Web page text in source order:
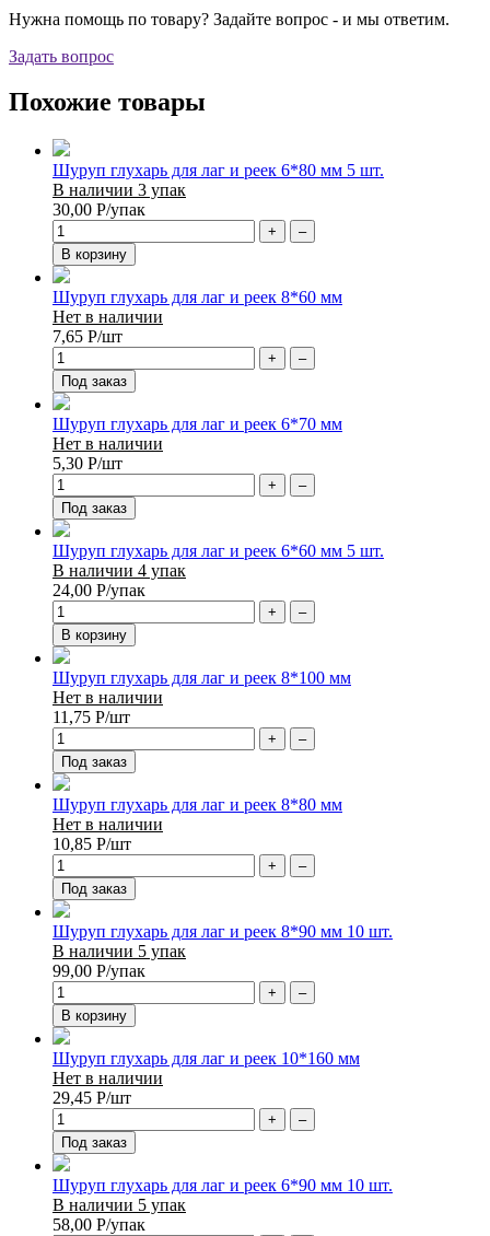
Нужна помощь по товару? Задайте вопрос - и мы ответим.
Задать вопрос
Похожие товары
Шуруп глухарь для лаг и реек 6*80 мм 5 шт.
В наличии 3 упак
30,00 Р/упак
+
–
В корзину
Шуруп глухарь для лаг и реек 8*60 мм
Нет в наличии
7,65 Р/шт
+
–
Под заказ
Шуруп глухарь для лаг и реек 6*70 мм
Нет в наличии
5,30 Р/шт
+
–
Под заказ
Шуруп глухарь для лаг и реек 6*60 мм 5 шт.
В наличии 4 упак
24,00 Р/упак
+
–
В корзину
Шуруп глухарь для лаг и реек 8*100 мм
Нет в наличии
11,75 Р/шт
+
–
Под заказ
Шуруп глухарь для лаг и реек 8*80 мм
Нет в наличии
10,85 Р/шт
+
–
Под заказ
Шуруп глухарь для лаг и реек 8*90 мм 10 шт.
В наличии 5 упак
99,00 Р/упак
+
–
В корзину
Шуруп глухарь для лаг и реек 10*160 мм
Нет в наличии
29,45 Р/шт
+
–
Под заказ
Шуруп глухарь для лаг и реек 6*90 мм 10 шт.
В наличии 5 упак
58,00 Р/упак